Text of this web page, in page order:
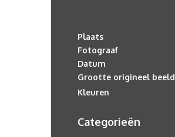
Plaats
Fotograaf
Datum
Grootte origineel beeld
Kleuren
Categorieën